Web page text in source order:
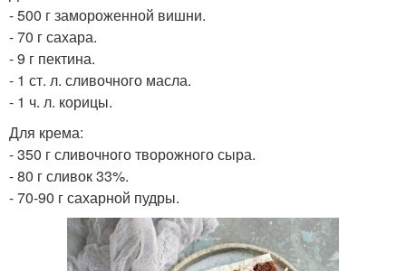
- 500 г замороженной вишни.
- 70 г сахара.
- 9 г пектина.
- 1 ст. л. сливочного масла.
- 1 ч. л. корицы.
Для крема:
- 350 г сливочного творожного сыра.
- 80 г сливок 33%.
- 70-90 г сахарной пудры.